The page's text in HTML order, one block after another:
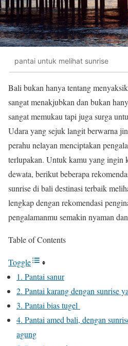
pantai untuk melihat sunrise
Bali bukan hanya tentang
sangat menakjubkan dan bukan
sangat memukau tapi juga surga
Udara yang sejuk langit berwarna
perahu nelayan menciptakan
terlupakan. Untuk kamu yang ingin
dewata, berikut beberapa
sunrise di bali destinasi terbaik
lengkap dengan rekomendasi
pengalamanmu semakin nyaman
Table of Contents
Toggle
1. Pantai sanur
2. Pantai karang dengan sunrise
3. Pantai bias tugel
4. Pantai amed bali, dengan
agung